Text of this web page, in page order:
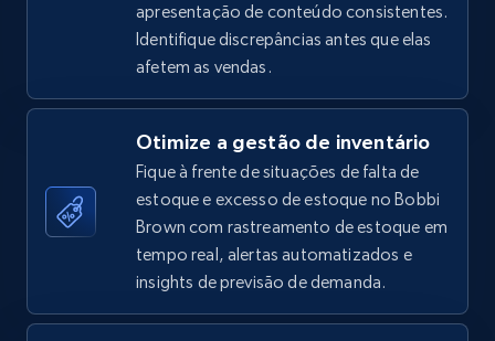
TikTok Shop - Collect TikTok shop products
by keywords search
price, Final price, Discount percent, and more.
668+ Comece agora
TikTok Shop - discover records by shop url
URL, Title, Available, Description, Currency, Initial
apresentação de conteúdo consistentes.
Identifique discrepâncias antes que elas
afetem as vendas.
Otimize a gestão de inventário
Fique à frente de situações de falta de
estoque e excesso de estoque no Bobbi
Brown com rastreamento de estoque em
tempo real, alertas automatizados e
insights de previsão de demanda.